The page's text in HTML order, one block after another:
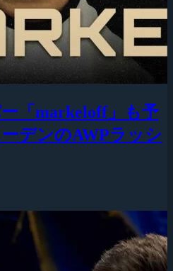
「markeloff」も予
デンのAWPラッシ